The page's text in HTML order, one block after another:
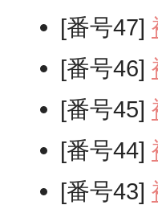
[番号47]
[番号46]
[番号45]
[番号44]
[番号43]